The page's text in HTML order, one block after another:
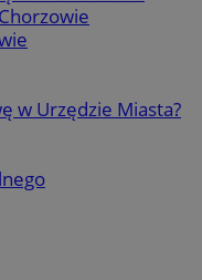
w Urzędzie Miasta?